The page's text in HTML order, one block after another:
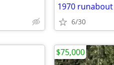
1970
6/30
$75,000